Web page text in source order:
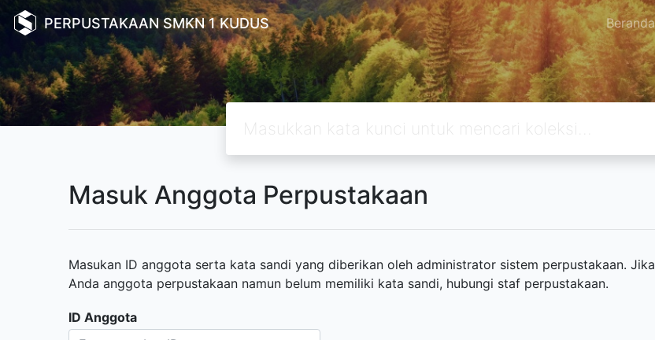
PERPUSTAKAAN SMKN 1 KUDUS Beranda
Masuk Anggota Perpustakaan
Masukan ID anggota serta kata sandi yang diberikan oleh administrator sistem perpustakaan. Jika
Anda anggota perpustakaan namun belum memiliki kata sandi, hubungi staf perpustakaan.
ID Anggota